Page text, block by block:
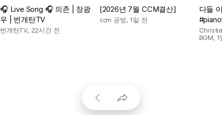
🎧 Live Song 🎧 의존 | 장광
우 | 번개탄TV
번개탄TV, 22시간 전
[2026년 7월 CCM결산]
ccm 공방,1일 전
다들
BGM, 1